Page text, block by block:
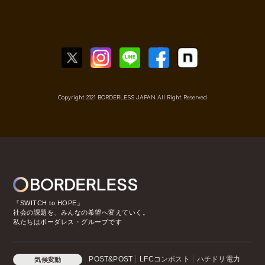
Copyright 2021 BORDERLESS JAPAN All Right Reserved
『SWITCH to HOPE』
社会の課題を、みんなの希望へ変えていく。
私たちはボーダレス・グループです
気候変動 POST&POST LFCコンポスト ハチドリ電力